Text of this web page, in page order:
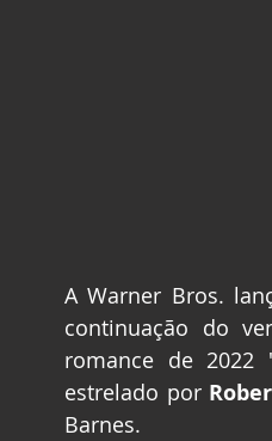
A Warner Bros.
continuação do
romance de 2022
estrelado por
Barnes.